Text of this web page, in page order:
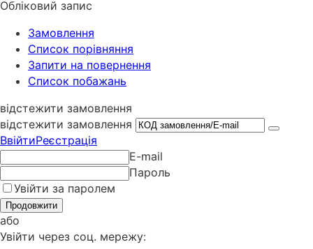
Обліковий запис
Замовлення
Cписок порівняння
Запити на повернення
Список побажань
відстежити замовлення
відстежити замовлення
ВвійтиРеєстрація
E-mail
Пароль
Увійти за паролем
Продовжити
або
Увійти через соц. мережу: